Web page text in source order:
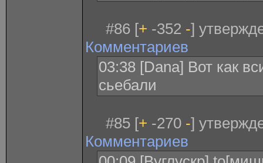
#86 [+ -352 -]
Комментариев
03:38 [Dana] Вот как
сьебали
#85 [+ -270 -]
Комментариев